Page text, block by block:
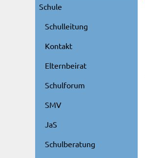
Schule
Schulleitung
Kontakt
Elternbeirat
Schulforum
SMV
JaS
Schulberatung